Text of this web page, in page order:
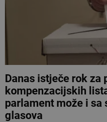
Danas istječe rok za
kompenzacijskih
parlament može i
glasova